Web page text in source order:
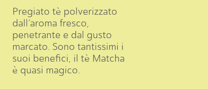
Pregiato tè polverizzato
dall’aroma fresco,
penetrante e dal gusto
marcato. Sono tantissimi i
suoi benefici, il tè Matcha
è quasi magico.